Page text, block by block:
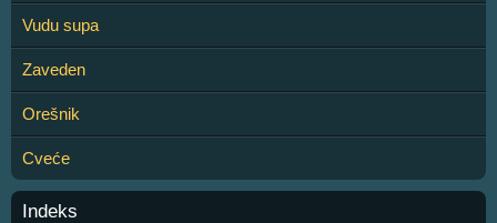
Vudu supa
Zaveden
Orešnik
Cveće
Indeks